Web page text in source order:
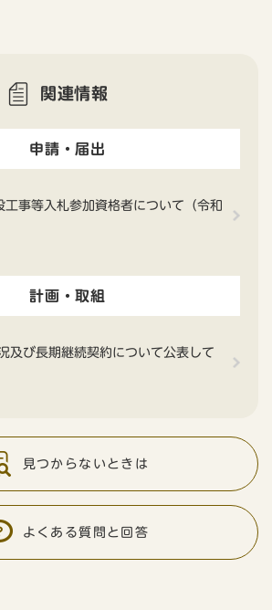
関連情報
申請・届出
事等入札参加資格者について（令和
計画・取組
及び長期継続契約について公表して
見つからないときは
よくある質問と回答